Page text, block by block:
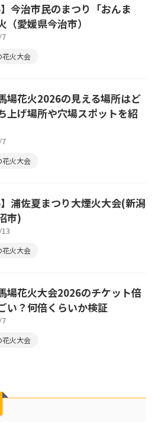
】今治市民のまつり「おんま
（愛媛県今治市）
花火大会
場花火2026の見える場所はど
上げ場所や穴場スポットを紹
花火大会
】浦佐夏まつり大煙火大会(新潟
市)
花火大会
場花火大会2026のチケット倍
い？何倍くらいか検証
花火大会